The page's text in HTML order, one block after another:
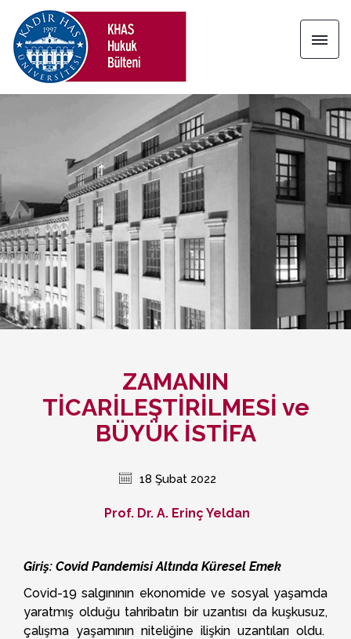
ZAMANIN
TİCARİLEŞTİRİLMESİ ve
BÜYÜK İSTİFA
18 Şubat 2022
Prof. Dr. A. Erinç Yeldan
Giriş: Covid Pandemisi Altında Küresel Emek
Covid-19 salgınının ekonomide ve sosyal yaşamda
yaratmış olduğu tahribatın bir uzantısı da kuşkusuz,
çalışma yaşamının niteliğine ilişkin uzantıları oldu.